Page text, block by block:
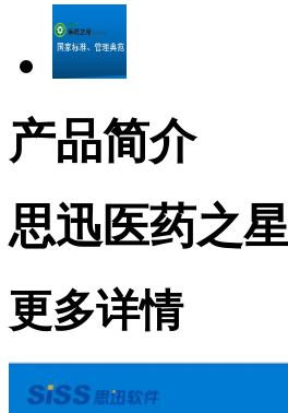
产品简介
思迅医药之星
更多详情